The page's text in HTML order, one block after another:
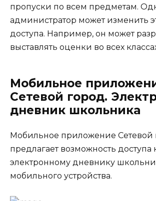
пропуски по всем предметам.
администратор может изменить
доступа. Например, он может
выставлять оценки во всех
Мобильное
Сетевой город.
дневник школьника
Мобильное приложение Сетевой
предлагает возможность доступа
электронному дневнику
мобильного устройства.